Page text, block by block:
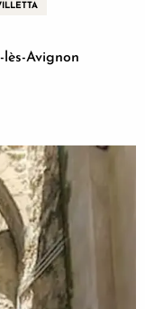
Avignon